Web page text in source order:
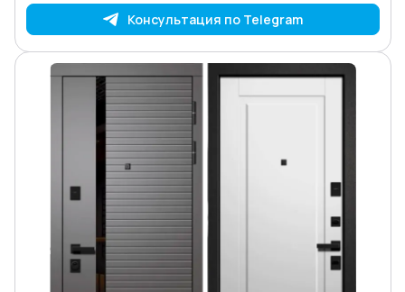
Консультация по Telegram